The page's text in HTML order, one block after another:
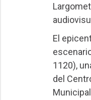
El
1120),
del